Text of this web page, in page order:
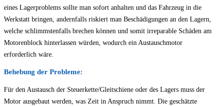
eines Lagerproblems sollte man sofort anhalten und das Fahrzeug in die
Werkstatt bringen, andernfalls riskiert man Beschädigungen an den Lagern,
welche schlimmstenfalls brechen können und somit irreparable Schäden am
Motorenblock hinterlassen würden, wodurch ein Austauschmotor
erforderlich wäre.
Behebung der Probleme:
Für den Austausch der Steuerkette/Gleitschiene oder des Lagers muss der
Motor ausgebaut werden, was Zeit in Anspruch nimmt. Die geschätzte